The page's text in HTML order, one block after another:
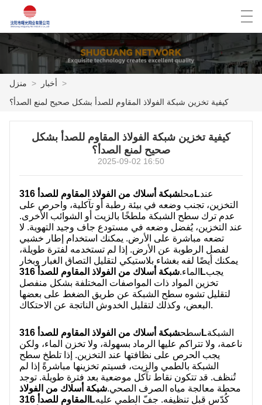
المنتجات
حالة
مصنع العرض
الاتصال بنا
معلومات عنا
العربية Deutsch English Español
منزل > أخبار >
كيفية تخزين شبكة الفولاذ المقاوم للصدأ بشكل صحيح لمنع الصدأ؟
كيفية تخزين شبكة الفولاذ المقاوم للصدأ بشكل
صحيح لمنع الصدأ؟
2025-09-02 16:50
محل شبكة أسلاك من الفولاذ المقاوم للصدأ 316Lعند
التخزين، تجنب وضعه في بيئة رطبة أو تآكلية، واحرص على
عدم ترك سطح الشبكة ملطخًا بالزيت أو الشوائب الأخرى.
عند التخزين، يُفضل وضعه في مستودع جاف وجيد التهوية. لا
تضعه مباشرة على الأرض. يمكنك استخدام إطار خشبي
لفصل الرطوبة عن الأرض. إذا لم تستخدمه لفترة طويلة،
يمكنك أيضًا لفه بغشاء بلاستيكي لتقليل التصاق الغبار وبخار
الماء. شبكة أسلاك من الفولاذ المقاوم للصدأ 316Lيجب
تخزين المواد ذات المواصفات المختلفة بشكل منفصل
لتقليل تشوه سطح الشبكة عن طريق الضغط على بعضها
البعض، وكذلك لتقليل الخدوش الناتجة عن الاحتكاك.
سطح شبكة أسلاك من الفولاذ المقاوم للصدأ 316Lالشبكة
ناعمة، ولا تتراكم عليها الرماد بسهولة، ولا تخزن الماء، ولكن
يجب الحرص على نظافتها عند التخزين. إذا تلطخ سطح
الشبكة بالطمي والزيت، فسيتم تخزينها مباشرةً إذا لم
تُنظف. قد تتكون نقاط تآكل موضعية بعد فترة طويلة. توجد
محطة معالجة مياه الصرف الصحي.شبكة أسلاك من الفولاذ
المقاوم للصدأ 316Lكُدّس قبل تنظيفه. جفّ الطمي عليه